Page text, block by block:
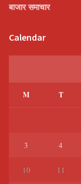
बाजार समाचार
Calendar
M T
3 4
10 11